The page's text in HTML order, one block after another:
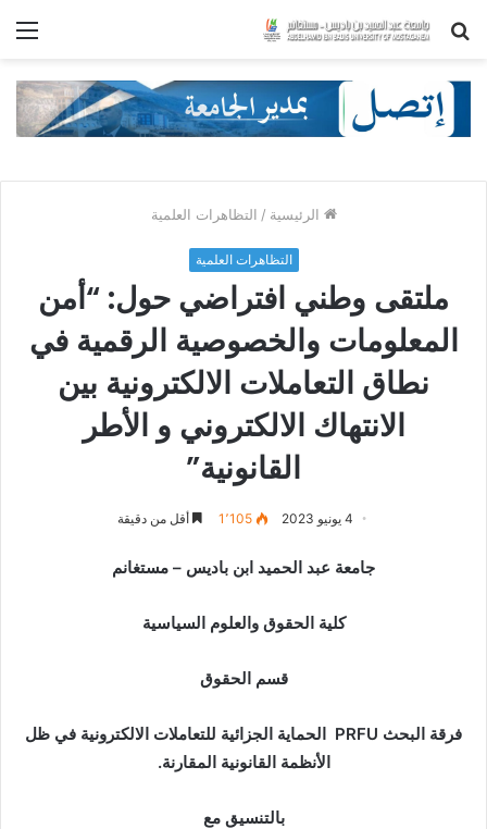
بحث
الرئيسية / التظاهرات العلمية
التظاهرات العلمية
ملتقى وطني افتراضي حول: “أمن
المعلومات والخصوصية الرقمية في
نطاق التعاملات الالكترونية بين
الانتهاك الالكتروني و الأطر
القانونية”
4 يونيو 2023 1٬105 أقل من دقيقة
جامعة عبد الحمید ابن بادیس – مستغانم
كلیة الحقوق والعلوم السیاسیة
قسم الحقوق
فرقة البحث PRFU الحماية الجزائية للتعاملات الالكترونية في ظل
الأنظمة القانونية المقارنة.
بالتنسيق مع